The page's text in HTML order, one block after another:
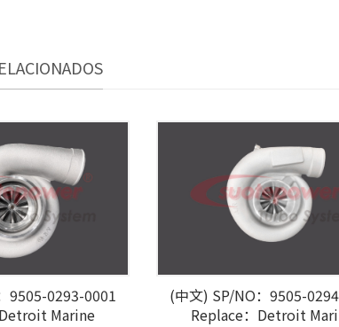
9505-0293-0001
Marine
(中文) SP/NO：9505-
Replace：Detroit